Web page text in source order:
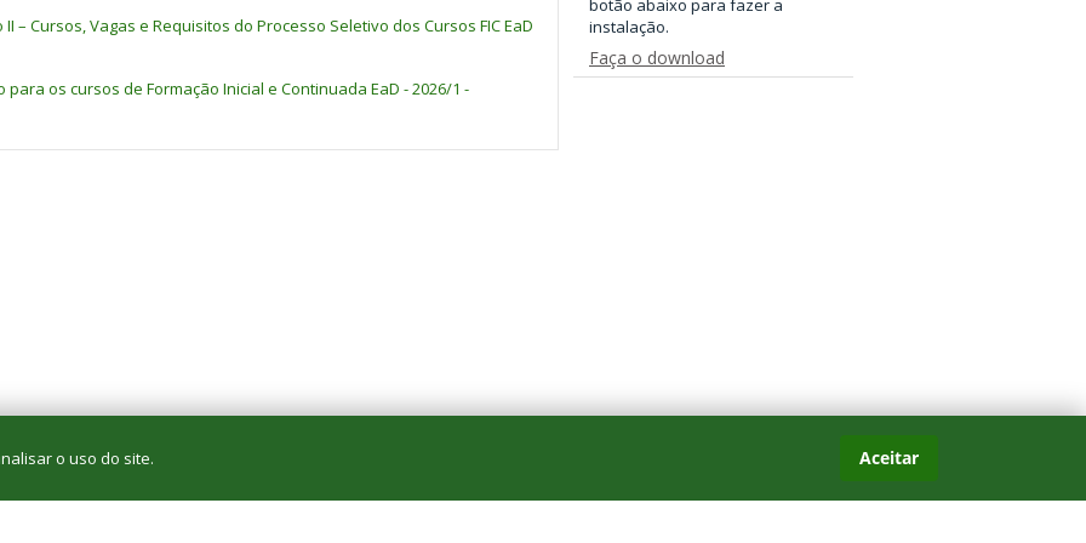
e localizar o título Formação Inicial e Continuada EaD – 2026/1 -
– Cursos, Vagas e Requisitos do Processo Seletivo dos Cursos FIC EaD
para os cursos de Formação Inicial e Continuada EaD - 2026/1 -
botão abaixo para fazer a
instalação.
Faça o download
o uso do site. Aceitar